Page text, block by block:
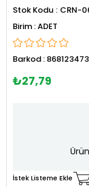
Stok Kodu
CRN-
ADET
Barkod :
₺27,79
İstek Listeme Ekle